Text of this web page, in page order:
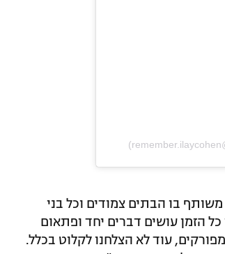
בו הבתים צמודים וכל בני
הזמן עושים דברים יחד ופתאום
עוד לא הצלחנו לקלוט בכלל.